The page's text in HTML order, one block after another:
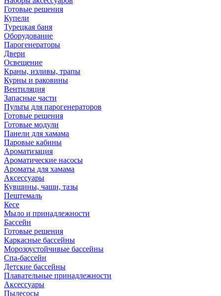
Готовые решения
Купели
Турецкая баня
Оборудование
Парогенераторы
Двери
Освещение
Краны, изливы, трапы
Курны и раковины
Вентиляция
Запасные части
Пульты для парогенераторов
Готовые решения
Готовые модули
Панели для хамама
Паровые кабины
Ароматизация
Ароматические насосы
Ароматы для хамама
Аксессуары
Кувшины, чаши, тазы
Пештемаль
Кесе
Мыло и принадлежности
Бассейн
Готовые решения
Каркасные бассейны
Морозоустойчивые бассейны
Спа-бассейн
Детские бассейны
Плавательные принадлежности
Аксессуары
Пылесосы